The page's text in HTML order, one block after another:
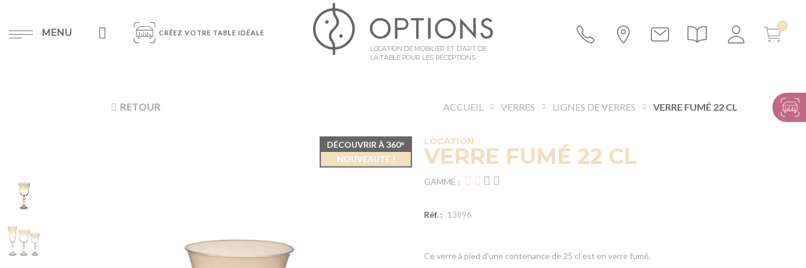
MENU CRÉEZ VOTRE TABLE IDÉALE
LOCATION DE MOBILIER ET D’ART DE
LA TABLE POUR LES RÉCEPTIONS
RETOUR ACCUEIL VERRES LIGNES DE VERRES VERRE FUMÉ 22 CL
LOCATION
VERRE FUMÉ 22 CL
GAMME :
Réf. : 13896
Ce verre à pied d'une contenance de 25 cl est en verre fumé.
DÉCOUVRIR À 360°
NOUVEAUTÉ !